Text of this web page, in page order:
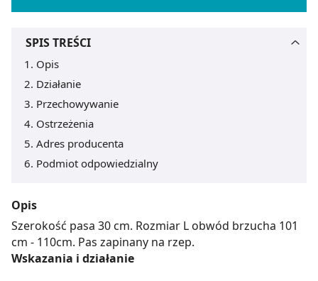
SPIS TREŚCI
Opis
Działanie
Przechowywanie
Ostrzeżenia
Adres producenta
Podmiot odpowiedzialny
Opis
Szerokość pasa 30 cm. Rozmiar L obwód brzucha 101
cm - 110cm. Pas zapinany na rzep.
Wskazania i działanie